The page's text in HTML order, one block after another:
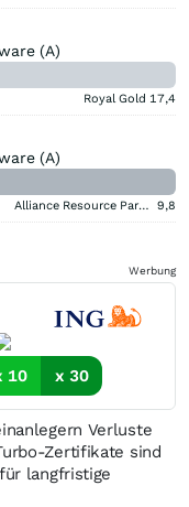
(A)
Royal Gold 17,4
(A)
Alliance Resource Partners 9,8
Werbung
10 x 30
Verluste
Zertifikate sind
langfristige